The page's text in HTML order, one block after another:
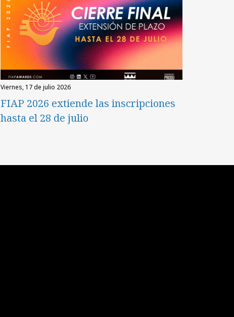
viernes, 17 de julio 2026
FIAP 2026 extiende las inscripciones
hasta el 28 de julio